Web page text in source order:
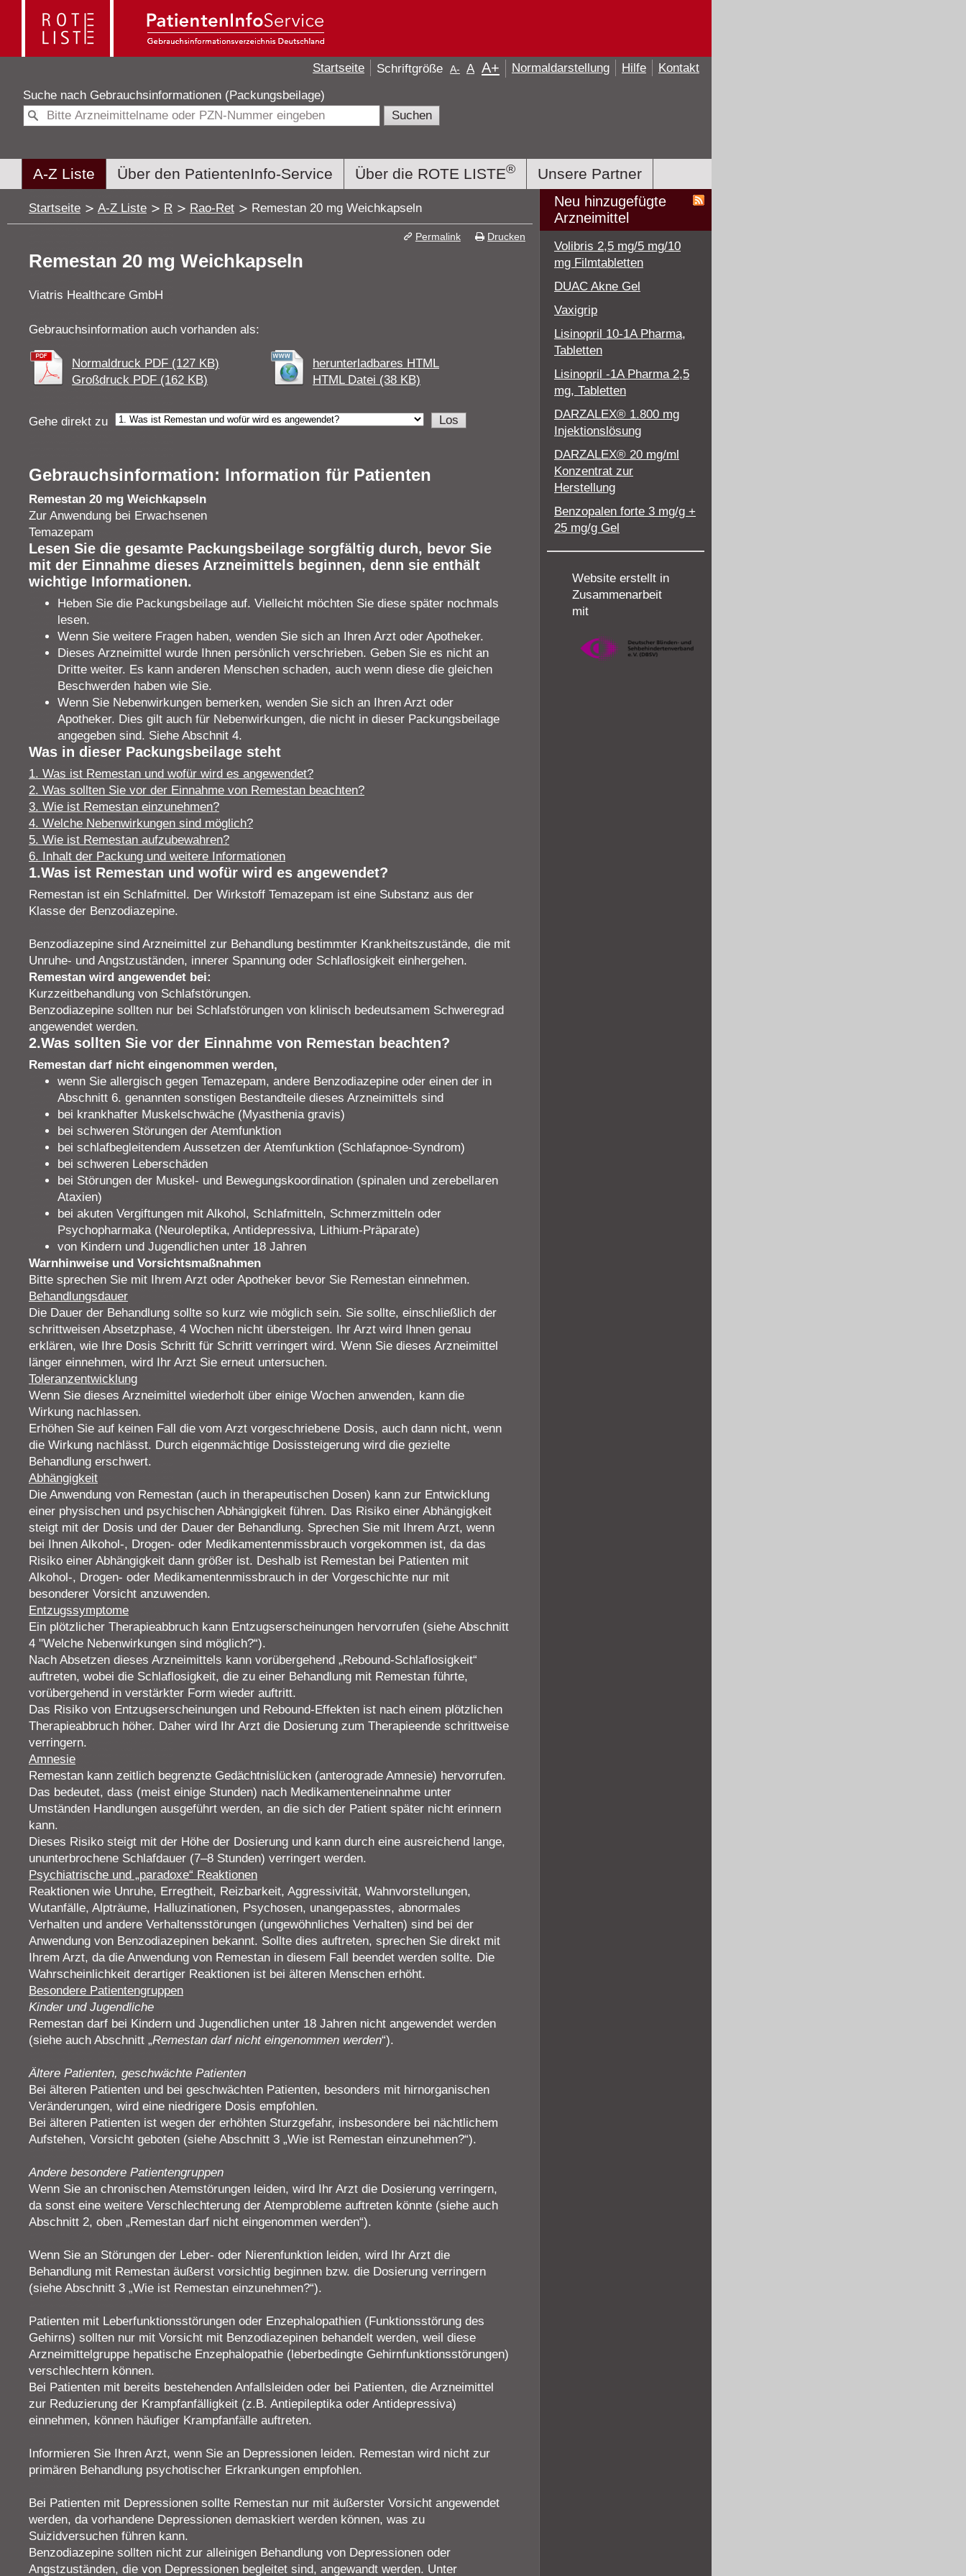
Suche nach Gebrauchsinformationen (Packungsbeilage)
A-Z Liste Über den PatientenInfo-Service Über die ROTE LISTE® Unsere Partner
Startseite Schriftgröße A- A A+ Normaldarstellung Hilfe Kontakt
Startseite A-Z Liste R Rao-Ret Remestan 20 mg Weichkapseln
Remestan 20 mg Weichkapseln
Viatris Healthcare GmbH
Gebrauchsinformation auch vorhanden als:
Normaldruck PDF (127 KB)
Großdruck PDF (162 KB)
herunterladbares HTML
HTML Datei (38 KB)
Gehe direkt zu
Gebrauchsinformation: Information für Patienten
Remestan 20 mg Weichkapseln
Zur Anwendung bei Erwachsenen
Temazepam
Lesen Sie die gesamte Packungsbeilage sorgfältig durch, bevor Sie
mit der Einnahme dieses Arzneimittels beginnen, denn sie enthält
wichtige Informationen.
Heben Sie die Packungsbeilage auf. Vielleicht möchten Sie diese später nochmals
lesen.
Wenn Sie weitere Fragen haben, wenden Sie sich an Ihren Arzt oder Apotheker.
Dieses Arzneimittel wurde Ihnen persönlich verschrieben. Geben Sie es nicht an
Dritte weiter. Es kann anderen Menschen schaden, auch wenn diese die gleichen
Beschwerden haben wie Sie.
Wenn Sie Nebenwirkungen bemerken, wenden Sie sich an Ihren Arzt oder
Apotheker. Dies gilt auch für Nebenwirkungen, die nicht in dieser Packungsbeilage
angegeben sind. Siehe Abschnit 4.
Was in dieser Packungsbeilage steht
1. Was ist Remestan und wofür wird es angewendet?
2. Was sollten Sie vor der Einnahme von Remestan beachten?
3. Wie ist Remestan einzunehmen?
4. Welche Nebenwirkungen sind möglich?
5. Wie ist Remestan aufzubewahren?
6. Inhalt der Packung und weitere Informationen
1.Was ist Remestan und wofür wird es angewendet?
Remestan ist ein Schlafmittel. Der Wirkstoff Temazepam ist eine Substanz aus der
Klasse der Benzodiazepine.
Benzodiazepine sind Arzneimittel zur Behandlung bestimmter Krankheitszustände, die mit
Unruhe- und Angstzuständen, innerer Spannung oder Schlaflosigkeit einhergehen.
Remestan wird angewendet bei:
Kurzzeitbehandlung von Schlafstörungen.
Benzodiazepine sollten nur bei Schlafstörungen von klinisch bedeutsamem Schweregrad
angewendet werden.
2.Was sollten Sie vor der Einnahme von Remestan beachten?
Remestan darf nicht eingenommen werden,
wenn Sie allergisch gegen Temazepam, andere Benzodiazepine oder einen der in
Abschnitt 6. genannten sonstigen Bestandteile dieses Arzneimittels sind
bei krankhafter Muskelschwäche (Myasthenia gravis)
bei schweren Störungen der Atemfunktion
bei schlafbegleitendem Aussetzen der Atemfunktion (Schlafapnoe-Syndrom)
bei schweren Leberschäden
bei Störungen der Muskel- und Bewegungskoordination (spinalen und zerebellaren
Ataxien)
bei akuten Vergiftungen mit Alkohol, Schlafmitteln, Schmerzmitteln oder
Psychopharmaka (Neuroleptika, Antidepressiva, Lithium-Präparate)
von Kindern und Jugendlichen unter 18 Jahren
Warnhinweise und Vorsichtsmaßnahmen
Bitte sprechen Sie mit Ihrem Arzt oder Apotheker bevor Sie Remestan einnehmen.
Behandlungsdauer
Die Dauer der Behandlung sollte so kurz wie möglich sein. Sie sollte, einschließlich der
schrittweisen Absetzphase, 4 Wochen nicht übersteigen. Ihr Arzt wird Ihnen genau
erklären, wie Ihre Dosis Schritt für Schritt verringert wird. Wenn Sie dieses Arzneimittel
länger einnehmen, wird Ihr Arzt Sie erneut untersuchen.
Toleranzentwicklung
Wenn Sie dieses Arzneimittel wiederholt über einige Wochen anwenden, kann die
Wirkung nachlassen.
Erhöhen Sie auf keinen Fall die vom Arzt vorgeschriebene Dosis, auch dann nicht, wenn
die Wirkung nachlässt. Durch eigenmächtige Dosissteigerung wird die gezielte
Behandlung erschwert.
Abhängigkeit
Die Anwendung von Remestan (auch in therapeutischen Dosen) kann zur Entwicklung
einer physischen und psychischen Abhängigkeit führen. Das Risiko einer Abhängigkeit
steigt mit der Dosis und der Dauer der Behandlung. Sprechen Sie mit Ihrem Arzt, wenn
bei Ihnen Alkohol-, Drogen- oder Medikamentenmissbrauch vorgekommen ist, da das
Risiko einer Abhängigkeit dann größer ist. Deshalb ist Remestan bei Patienten mit
Alkohol-, Drogen- oder Medikamentenmissbrauch in der Vorgeschichte nur mit
besonderer Vorsicht anzuwenden.
Entzugssymptome
Ein plötzlicher Therapieabbruch kann Entzugserscheinungen hervorrufen (siehe Abschnitt
4 "Welche Nebenwirkungen sind möglich?“).
Nach Absetzen dieses Arzneimittels kann vorübergehend „Rebound-Schlaflosigkeit“
auftreten, wobei die Schlaflosigkeit, die zu einer Behandlung mit Remestan führte,
vorübergehend in verstärkter Form wieder auftritt.
Das Risiko von Entzugserscheinungen und Rebound-Effekten ist nach einem plötzlichen
Therapieabbruch höher. Daher wird Ihr Arzt die Dosierung zum Therapieende schrittweise
verringern.
Amnesie
Remestan kann zeitlich begrenzte Gedächtnislücken (anterograde Amnesie) hervorrufen.
Das bedeutet, dass (meist einige Stunden) nach Medikamenteneinnahme unter
Umständen Handlungen ausgeführt werden, an die sich der Patient später nicht erinnern
kann.
Dieses Risiko steigt mit der Höhe der Dosierung und kann durch eine ausreichend lange,
ununterbrochene Schlafdauer (7–8 Stunden) verringert werden.
Psychiatrische und „paradoxe“ Reaktionen
Reaktionen wie Unruhe, Erregtheit, Reizbarkeit, Aggressivität, Wahnvorstellungen,
Wutanfälle, Alpträume, Halluzinationen, Psychosen, unangepasstes, abnormales
Verhalten und andere Verhaltensstörungen (ungewöhnliches Verhalten) sind bei der
Anwendung von Benzodiazepinen bekannt. Sollte dies auftreten, sprechen Sie direkt mit
Ihrem Arzt, da die Anwendung von Remestan in diesem Fall beendet werden sollte. Die
Wahrscheinlichkeit derartiger Reaktionen ist bei älteren Menschen erhöht.
Besondere Patientengruppen
Kinder und Jugendliche
Remestan darf bei Kindern und Jugendlichen unter 18 Jahren nicht angewendet werden
(siehe auch Abschnitt „Remestan darf nicht eingenommen werden“).
Ältere Patienten, geschwächte Patienten
Bei älteren Patienten und bei geschwächten Patienten, besonders mit hirnorganischen
Veränderungen, wird eine niedrigere Dosis empfohlen.
Bei älteren Patienten ist wegen der erhöhten Sturzgefahr, insbesondere bei nächtlichem
Aufstehen, Vorsicht geboten (siehe Abschnitt 3 „Wie ist Remestan einzunehmen?“).
Andere besondere Patientengruppen
Wenn Sie an chronischen Atemstörungen leiden, wird Ihr Arzt die Dosierung verringern,
da sonst eine weitere Verschlechterung der Atemprobleme auftreten könnte (siehe auch
Abschnitt 2, oben „Remestan darf nicht eingenommen werden“).
Wenn Sie an Störungen der Leber- oder Nierenfunktion leiden, wird Ihr Arzt die
Behandlung mit Remestan äußerst vorsichtig beginnen bzw. die Dosierung verringern
(siehe Abschnitt 3 „Wie ist Remestan einzunehmen?“).
Patienten mit Leberfunktionsstörungen oder Enzephalopathien (Funktionsstörung des
Gehirns) sollten nur mit Vorsicht mit Benzodiazepinen behandelt werden, weil diese
Arzneimittelgruppe hepatische Enzephalopathie (leberbedingte Gehirnfunktionsstörungen)
verschlechtern können.
Bei Patienten mit bereits bestehenden Anfallsleiden oder bei Patienten, die Arzneimittel
zur Reduzierung der Krampfanfälligkeit (z.B. Antiepileptika oder Antidepressiva)
einnehmen, können häufiger Krampfanfälle auftreten.
Informieren Sie Ihren Arzt, wenn Sie an Depressionen leiden. Remestan wird nicht zur
primären Behandlung psychotischer Erkrankungen empfohlen.
Bei Patienten mit Depressionen sollte Remestan nur mit äußerster Vorsicht angewendet
werden, da vorhandene Depressionen demaskiert werden können, was zu
Suizidversuchen führen kann.
Benzodiazepine sollten nicht zur alleinigen Behandlung von Depressionen oder
Angstzuständen, die von Depressionen begleitet sind, angewandt werden. Unter
Permalink Drucken
Neu hinzugefügte
Arzneimittel
Volibris 2,5 mg/5 mg/10
mg Filmtabletten
DUAC Akne Gel
Vaxigrip
Lisinopril 10-1A Pharma,
Tabletten
Lisinopril -1A Pharma 2,5
mg, Tabletten
DARZALEX® 1.800 mg
Injektionslösung
DARZALEX® 20 mg/ml
Konzentrat zur
Herstellung
Benzopalen forte 3 mg/g +
25 mg/g Gel
Website erstellt in
Zusammenarbeit
mit